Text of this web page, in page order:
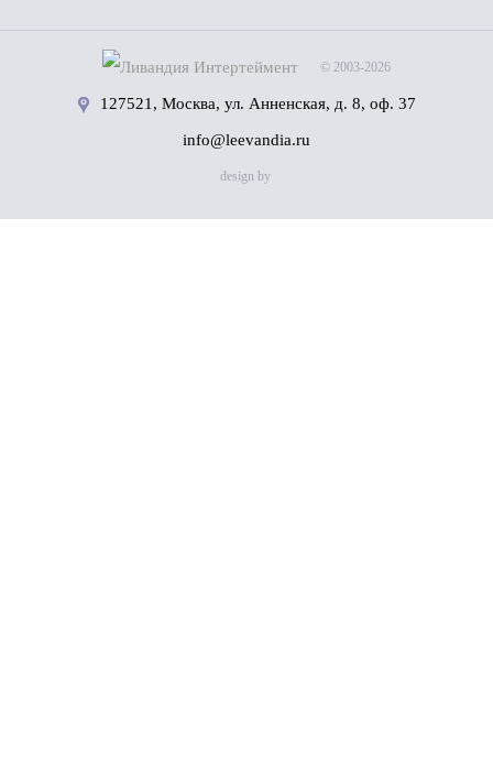
© 2003-2026
127521, Москва, ул. Анненская, д. 8, оф. 37
info@leevandia.ru
design by
Имя(*)